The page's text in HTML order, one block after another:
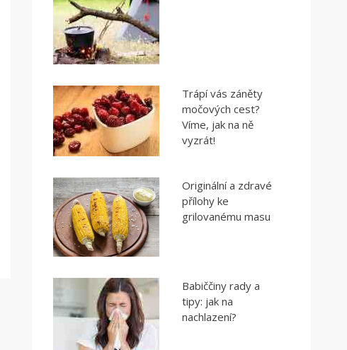
Trápí vás záněty
močových cest?
Víme, jak na ně
vyzrát!
Originální a zdravé
přílohy ke
grilovanému masu
Babiččiny rady a
tipy: jak na
nachlazení?